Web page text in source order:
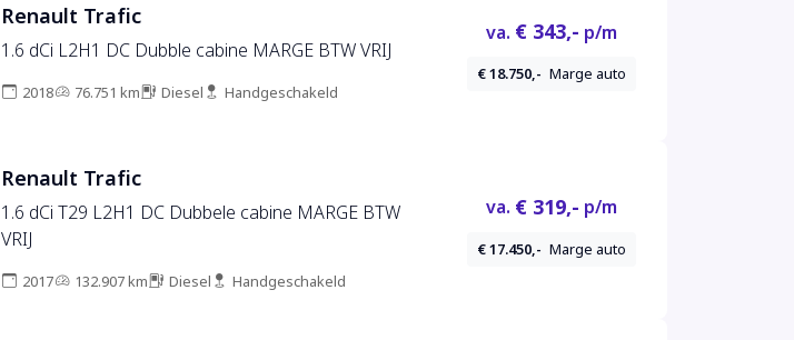
Renault Trafic
1.6 dCi L2H1 DC Dubble cabine MARGE BTW VRIJ
2018 76.751 km Diesel Handgeschakeld
va. € 343,- p/m
€ 18.750,- Marge auto
Renault Trafic
1.6 dCi T29 L2H1 DC Dubbele cabine MARGE BTW
VRIJ
2017 132.907 km Diesel Handgeschakeld
va. € 319,- p/m
€ 17.450,- Marge auto